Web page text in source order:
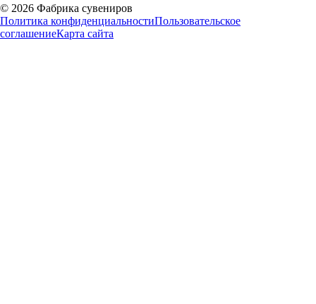
© 2026 Фабрика сувениров
Политика конфиденциальностиПользовательское
соглашениеКарта сайта